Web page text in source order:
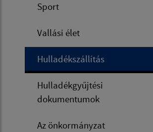
Sport
Vallási élet
Hulladékszállítás
Hulladékgyűjtési
dokumentumok
Az önkormányzat